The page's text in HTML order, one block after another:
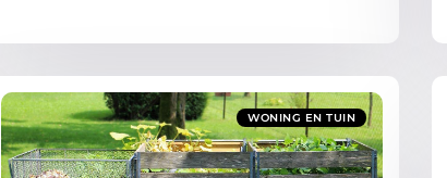
WONING EN TUIN